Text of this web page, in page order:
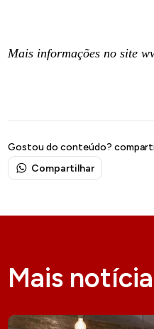
Mais informações no site
Gostou do conteúdo?
Compartilhar
Mais